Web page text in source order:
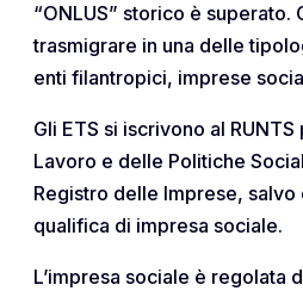
“ONLUS” storico è superato.
trasmigrare in una delle
enti filantropici, imprese
Gli ETS si iscrivono al
Lavoro e delle Politiche
Registro delle Imprese, salvo
qualifica di impresa sociale.
L’impresa sociale è regolata